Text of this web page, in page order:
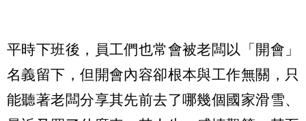
平時下班後，員工們也常會被老闆以「開會」
名義留下，但開會內容卻根本與工作無關，只
能聽著老闆分享其先前去了哪幾個國家滑雪、